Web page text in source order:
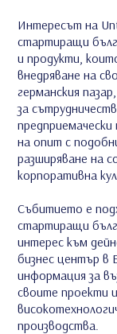
Интересът на
стартиращи
и продукти,
внедряване на
германския
за
на опит с
разширяване на
корпоративна
Събитието е
стартиращи
интерес към
бизнес център в
информация за
своите проекти
производства.